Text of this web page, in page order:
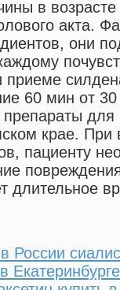
в
акта.
они
приеме
60 мин от
препараты
крае. При
пациенту
длительное
России